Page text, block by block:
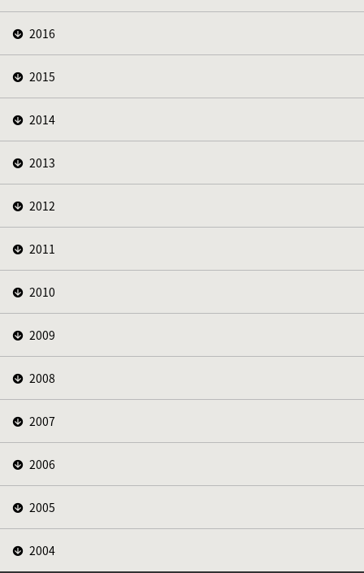
2016
2015
2014
2013
2012
2011
2010
2009
2008
2007
2006
2005
2004